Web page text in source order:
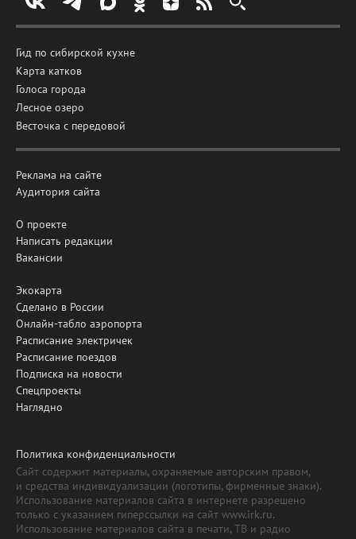
Гид по сибирской кухне
Карта катков
Голоса города
Лесное озеро
Весточка с передовой
Реклама на сайте
Аудитория сайта
О проекте
Написать редакции
Вакансии
Экокарта
Сделано в России
Онлайн-табло аэропорта
Расписание электричек
Расписание поездов
Подписка на новости
Спецпроекты
Наглядно
Политика конфиденциальности
Сайт содержит материалы, охраняемые авторским правом,
и средства индивидуализации (логотипы, фирменные знаки).
Использование материалов сайта в интернете разрешено
только с указанием гиперссылки на сайт www.irk.ru.
Использование материалов сайта в печати, ТВ и радио